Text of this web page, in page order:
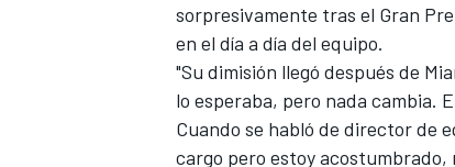
sorpresivamente tras el Gran
en el día a día del equipo.
"Su dimisión llegó después de
lo esperaba, pero nada cambia.
Cuando se habló de director de
cargo pero estoy acostumbrado,